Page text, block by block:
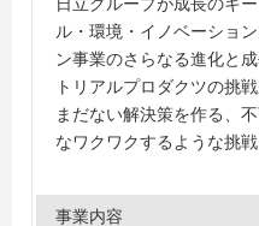
ル・環境・イノベーショ
ン事業のさらなる進化と
トリアルプロダクツの挑
まだない解決策を作る、
なワクワクするような挑
事業内容